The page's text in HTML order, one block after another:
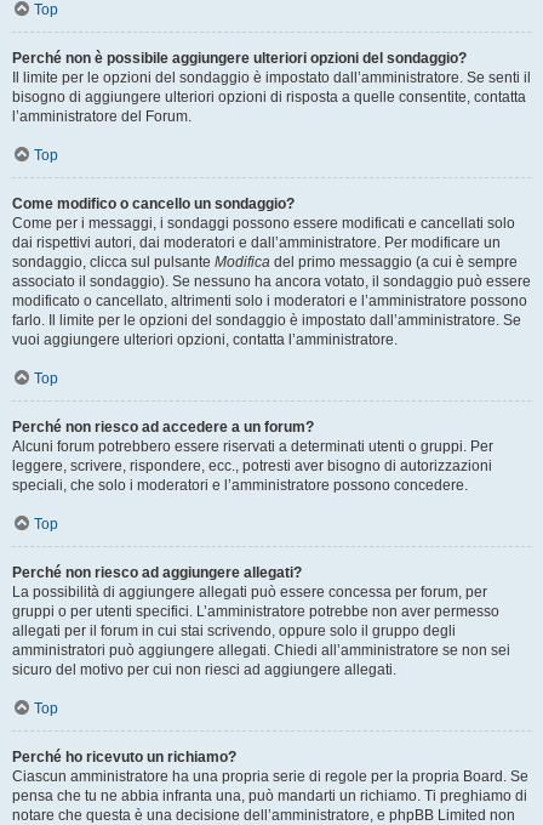
Top
Perché non è possibile aggiungere ulteriori opzioni del sondaggio?
Il limite per le opzioni del sondaggio è impostato dall’amministratore. Se senti il
bisogno di aggiungere ulteriori opzioni di risposta a quelle consentite, contatta
l’amministratore del Forum.
Top
Come modifico o cancello un sondaggio?
Come per i messaggi, i sondaggi possono essere modificati e cancellati solo
dai rispettivi autori, dai moderatori e dall’amministratore. Per modificare un
sondaggio, clicca sul pulsante Modifica del primo messaggio (a cui è sempre
associato il sondaggio). Se nessuno ha ancora votato, il sondaggio può essere
modificato o cancellato, altrimenti solo i moderatori e l’amministratore possono
farlo. Il limite per le opzioni del sondaggio è impostato dall’amministratore. Se
vuoi aggiungere ulteriori opzioni, contatta l’amministratore.
Top
Perché non riesco ad accedere a un forum?
Alcuni forum potrebbero essere riservati a determinati utenti o gruppi. Per
leggere, scrivere, rispondere, ecc., potresti aver bisogno di autorizzazioni
speciali, che solo i moderatori e l’amministratore possono concedere.
Top
Perché non riesco ad aggiungere allegati?
La possibilità di aggiungere allegati può essere concessa per forum, per
gruppi o per utenti specifici. L’amministratore potrebbe non aver permesso
allegati per il forum in cui stai scrivendo, oppure solo il gruppo degli
amministratori può aggiungere allegati. Chiedi all’amministratore se non sei
sicuro del motivo per cui non riesci ad aggiungere allegati.
Top
Perché ho ricevuto un richiamo?
Ciascun amministratore ha una propria serie di regole per la propria Board. Se
pensa che tu ne abbia infranta una, può mandarti un richiamo. Ti preghiamo di
notare che questa è una decisione dell’amministratore, e phpBB Limited non